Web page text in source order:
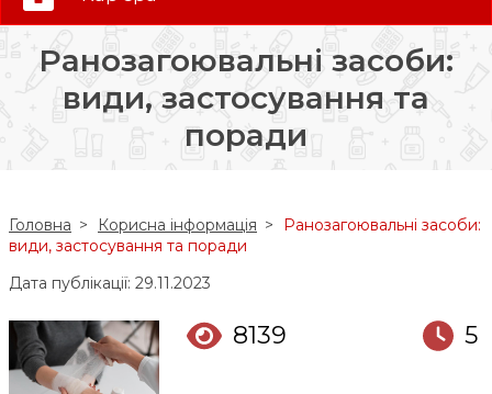
Слідкуй за нами:
Ранозагоювальні засоби:
види, застосування та
поради
Головна Корисна інформація
Ранозагоювальні засоби:
види, застосування та поради
Дата публікації: 29.11.2023
8139 5